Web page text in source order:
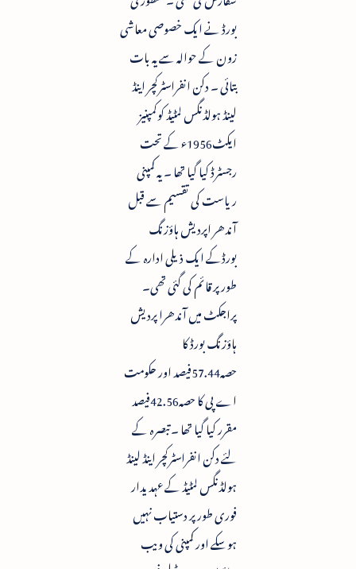
بورڈ نے ایک خصوصی معاشی
زون کے حوالہ سے یہ بات
بتائی ۔ دکن انفراسٹرکچر اینڈ
لینڈ ہولڈنگس لمٹیڈ کوکمپنیز
ایکٹ1956ء کے تحت
رجسٹرڈ کیا گیا تھا ۔ یہ کمپنی
ریاست کی تقسیم سے قبل
آندھر اپردیش ہاؤزنگ
بورڈکے ایک ذیلی ادارہ کے
طور پر قائم کی گئی تھی۔
پراجکٹ میں آندھرا پردیش
ہاؤزنگ بورڈ کا
حصہ57.44فیصد اور حکومت
اے پی کا حصہ42.56فیصد
مقرر کیا گیا تھا ۔ تبصرہ کے
لئے دکن انفراسٹرکچر اینڈ لینڈ
ہولڈنگس لمٹیڈ کے عہدیدار
فوری طور پر دستیاب نہیں
ہوسکے اور کمپنی کی ویب